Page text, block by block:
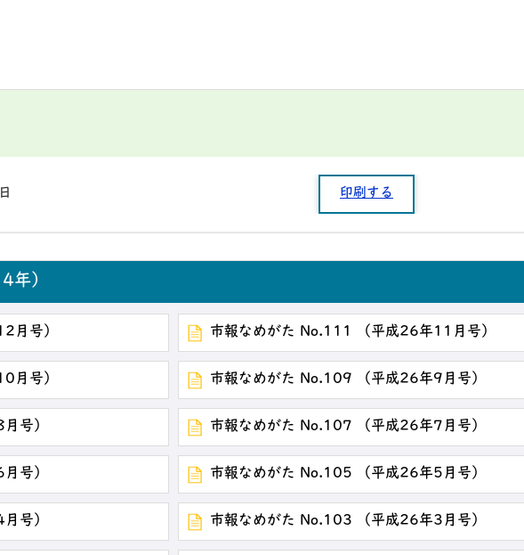
印刷する
）
月号） 市報なめがた No.111 （平成26年11月号）
月号） 市報なめがた No.109 （平成26年9月号）
号） 市報なめがた No.107 （平成26年7月号）
号） 市報なめがた No.105 （平成26年5月号）
号） 市報なめがた No.103 （平成26年3月号）